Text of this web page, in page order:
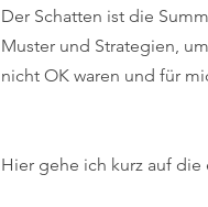
Der Schatten ist die
Muster und Strategien,
nicht OK waren und für
Hier gehe ich kurz auf